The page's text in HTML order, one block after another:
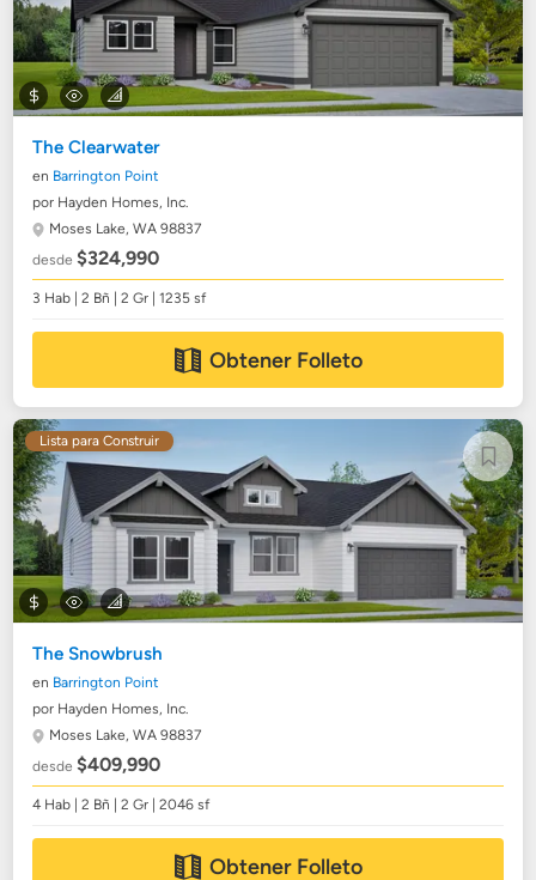
The Clearwater
en Barrington Point
por Hayden Homes, Inc.
Moses Lake, WA 98837
desde$324,990
3 Hab | 2 Bñ | 2 Gr | 1235 sf
Obtener Folleto
Lista para Construir
The Snowbrush
en Barrington Point
por Hayden Homes, Inc.
Moses Lake, WA 98837
desde$409,990
4 Hab | 2 Bñ | 2 Gr | 2046 sf
Obtener Folleto